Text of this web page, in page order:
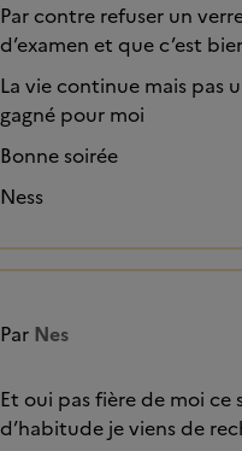
Par contre refuser un
d’examen et que c’est
La vie continue mais pas
gagné pour moi
Bonne soirée
Ness
Par Nes
Et oui pas fière de moi
d’habitude je viens de